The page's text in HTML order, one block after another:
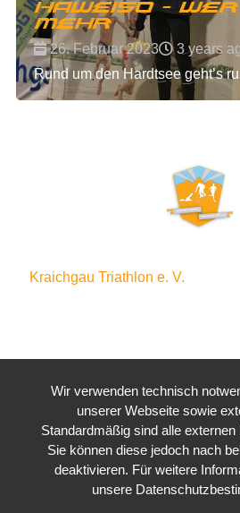
HaWei50 -
mehr
26. Februar 2023
3 years
Rund um den Hardtsee geht’s
Kraichgau Triathlon e. V.
Wir verwenden technisch
unserer Webseite sowie
Standardmäßig sind alle
Sie können diese jedoch nach
deaktivieren. Für weitere
unsere